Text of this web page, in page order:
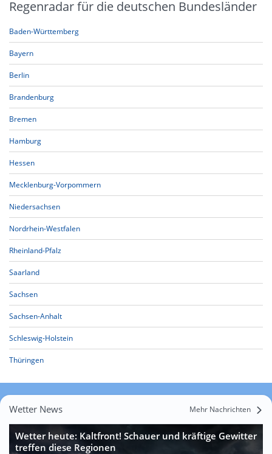
Regenradar für die deutschen Bundesländer
Baden-Württemberg
Bayern
Berlin
Brandenburg
Bremen
Hamburg
Hessen
Mecklenburg-Vorpommern
Niedersachsen
Nordrhein-Westfalen
Rheinland-Pfalz
Saarland
Sachsen
Sachsen-Anhalt
Schleswig-Holstein
Thüringen
Wetter News Mehr Nachrichten
Wetter heute: Kaltfront! Schauer und kräftige Gewitter
treffen diese Regionen